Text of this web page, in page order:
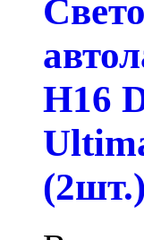
H16
(2шт.)